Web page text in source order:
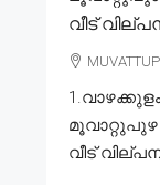
വീട്
മൂവാറ്റുപുഴ
വീട്